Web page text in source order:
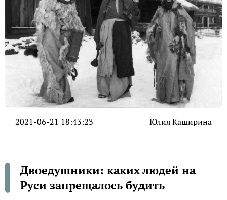
2021-06-21 18:43:23 Юлия Каширина
Двоедушники: каких людей на
Руси запрещалось будить